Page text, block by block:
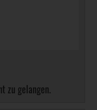
zu gelangen.